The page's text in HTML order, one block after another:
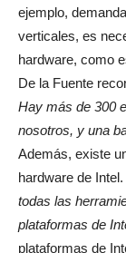
ejemplo,
verticales, es
hardware, como
De la Fuente
Hay más de 300
nosotros, y una
Además, existe
hardware de Intel.
todas las
plataformas de
plataformas de